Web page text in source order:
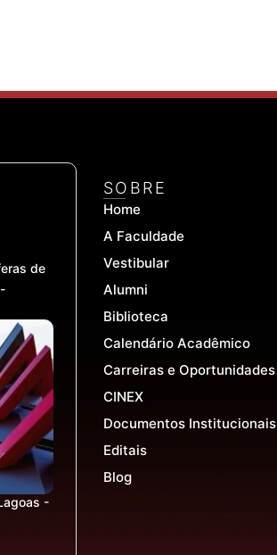
de
-
SOBRE
Home
A Faculdade
Vestibular
Alumni
Biblioteca
Calendário Acadêmico
Carreiras e Oportunidades
CINEX
Documentos Institucionais
Editais
Blog